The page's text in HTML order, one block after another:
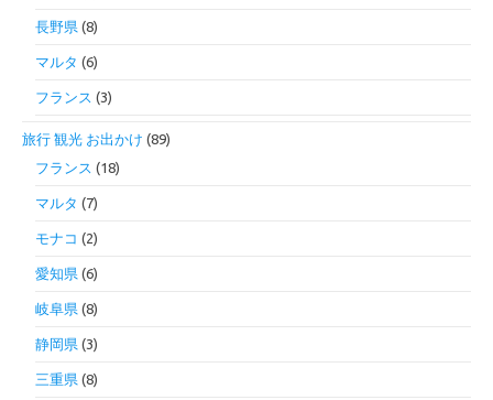
長野県 (8)
マルタ (6)
フランス (3)
旅行 観光 お出かけ (89)
フランス (18)
マルタ (7)
モナコ (2)
愛知県 (6)
岐阜県 (8)
静岡県 (3)
三重県 (8)